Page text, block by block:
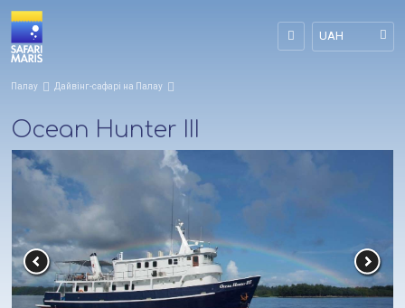
UAH
Палау Дайвінг-сафарі на Палау
Ocean Hunter III